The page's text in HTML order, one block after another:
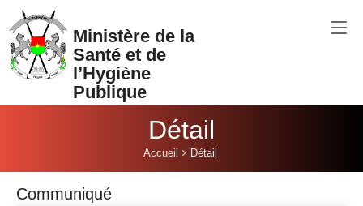
Aller au contenu principal
Ministère de la
Santé et de
l’Hygiène
Publique
Détail
Accueil Détail
Communiqué